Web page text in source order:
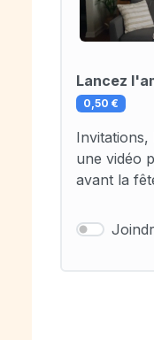
Lancez
0,50 €
Invitations,
une vidéo
avant la